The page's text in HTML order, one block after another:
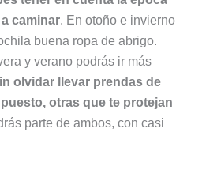
caminar. En otoño e invierno
buena ropa de abrigo.
y verano podrás ir más
olvidar llevar prendas de
otras que te protejan
parte de ambos, con casi